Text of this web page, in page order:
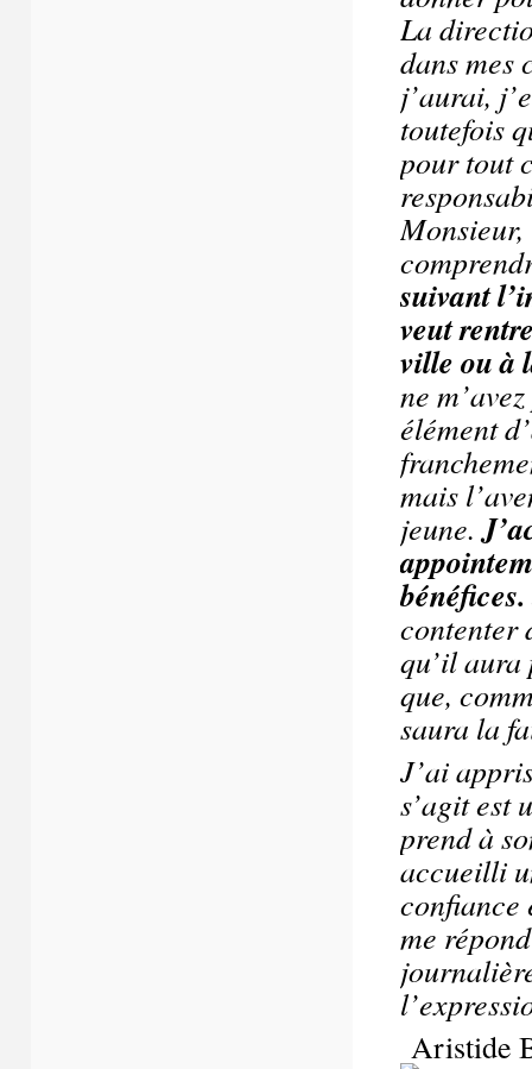
La
dans mes
j’aurai,
toutefois
pour tout
Monsieur,
suivant
veut
ville ou à
ne
élément
mais
jeune.
bénéfices.
contenter
qu’il aura
que,
saura la
J’ai
s’agit est
prend à
accueilli
confiance
me
Aristide